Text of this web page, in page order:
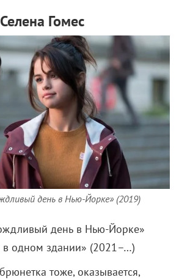
Селена Гомес
день в Нью-Йорке» (2019)
день в Нью-Йорке»
в одном здании» (2021–…)
тоже, оказывается,